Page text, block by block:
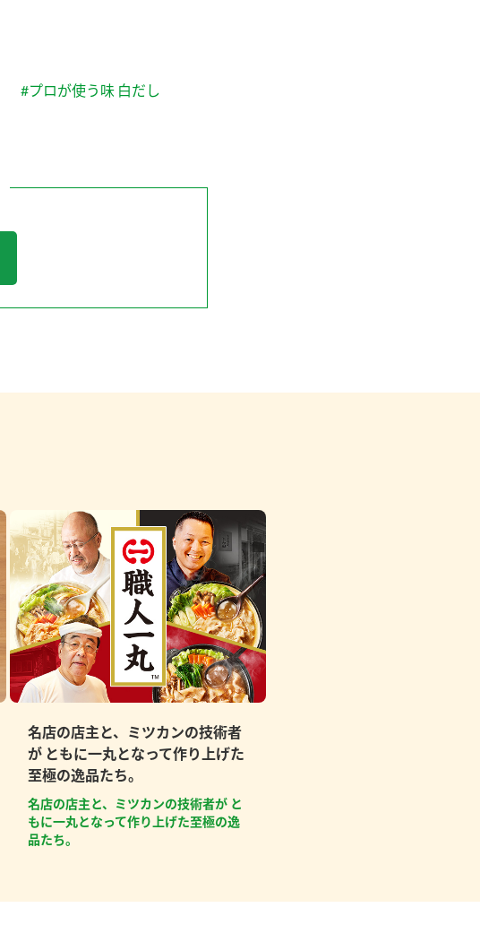
#プロが使う味 白だし
名店の店主と、ミツカンの技術者
が ともに一丸となって作り上げた
至極の逸品たち。
名店の店主と、ミツカンの技術者が と
もに一丸となって作り上げた至極の逸
品たち。